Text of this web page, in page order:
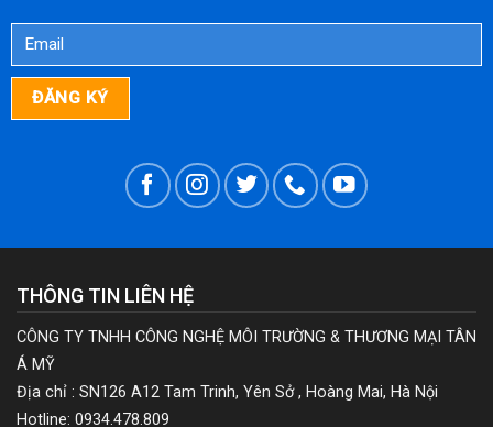
THÔNG TIN LIÊN HỆ
CÔNG TY TNHH CÔNG NGHỆ MÔI TRƯỜNG & THƯƠNG MẠI TÂN
Á MỸ
Địa chỉ : SN126 A12 Tam Trinh, Yên Sở , Hoàng Mai, Hà Nội
Hotline: 0934.478.809